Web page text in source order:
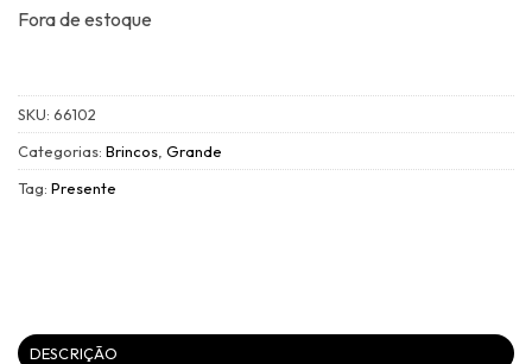
Fora de estoque
SKU: 66102
Categorias: Brincos Grande
Tag: Presente
DESCRIÇÃO